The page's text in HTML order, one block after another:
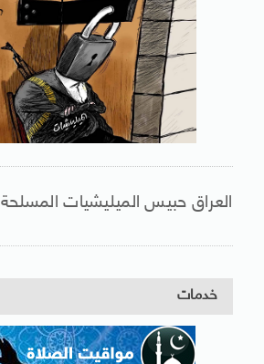
العراق حبيس الميليشيات المسلحة
خدمات